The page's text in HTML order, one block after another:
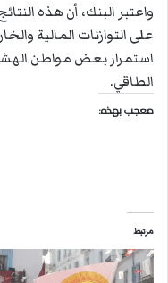
واعتبر البنك، أن هذه
على التوازنات المالية
استمرار بعض مواطن
الطاقي.
معجب بهذه:
مرتبط